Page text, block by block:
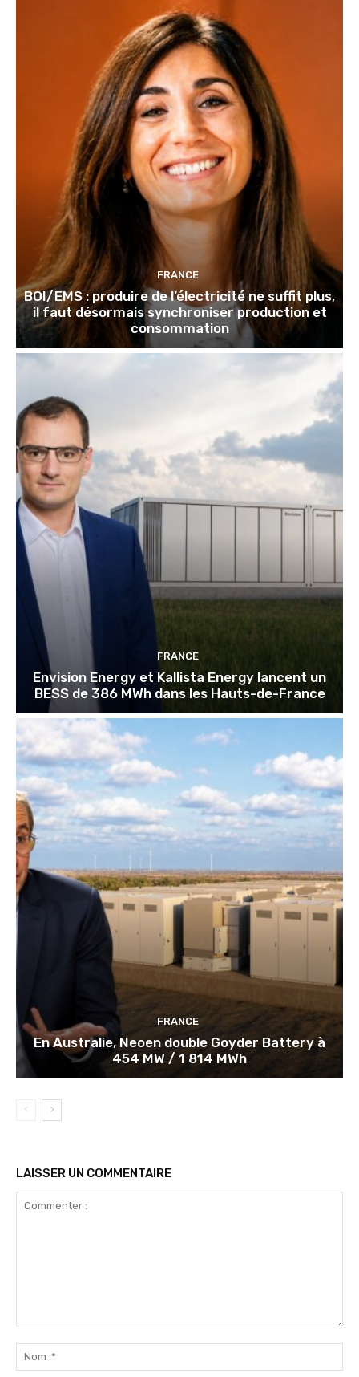
FRANCE
BOI/EMS : produire de l’électricité ne suffit plus,
il faut désormais synchroniser production et
consommation
FRANCE
Envision Energy et Kallista Energy lancent un
BESS de 386 MWh dans les Hauts-de-France
FRANCE
En Australie, Neoen double Goyder Battery à
454 MW / 1 814 MWh
LAISSER UN COMMENTAIRE